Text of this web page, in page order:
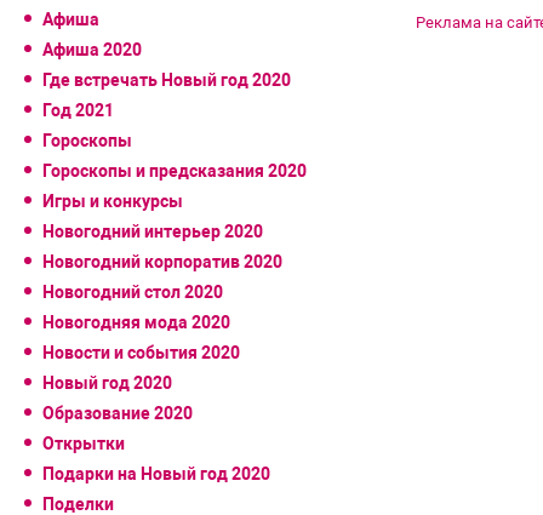
Афиша
Афиша 2020
Где встречать Новый год 2020
Год 2021
Гороскопы
Гороскопы и предсказания 2020
Игры и конкурсы
Новогодний интерьер 2020
Новогодний корпоратив 2020
Новогодний стол 2020
Новогодняя мода 2020
Новости и события 2020
Новый год 2020
Образование 2020
Открытки
Подарки на Новый год 2020
Поделки
Реклама на